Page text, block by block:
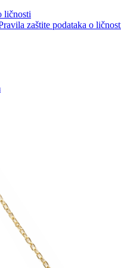
ličnosti
zaštite podataka o